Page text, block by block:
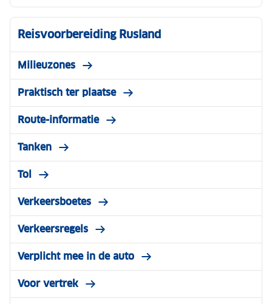
Reisvoorbereiding Rusland
Milieuzones
Praktisch ter plaatse
Route-informatie
Tanken
Tol
Verkeersboetes
Verkeersregels
Verplicht mee in de auto
Voor vertrek